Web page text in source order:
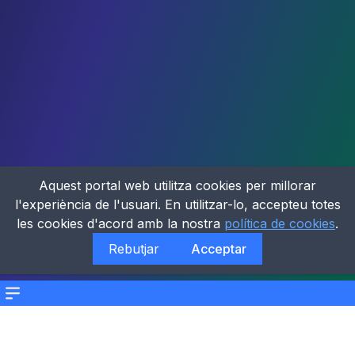
Menu
Aquest portal web utilitza cookies per millorar
l'experiència de l'usuari. En utilitzar-lo, accepteu totes
les cookies d'acord amb la nostra política de cookies.
Rebutjar
Acceptar